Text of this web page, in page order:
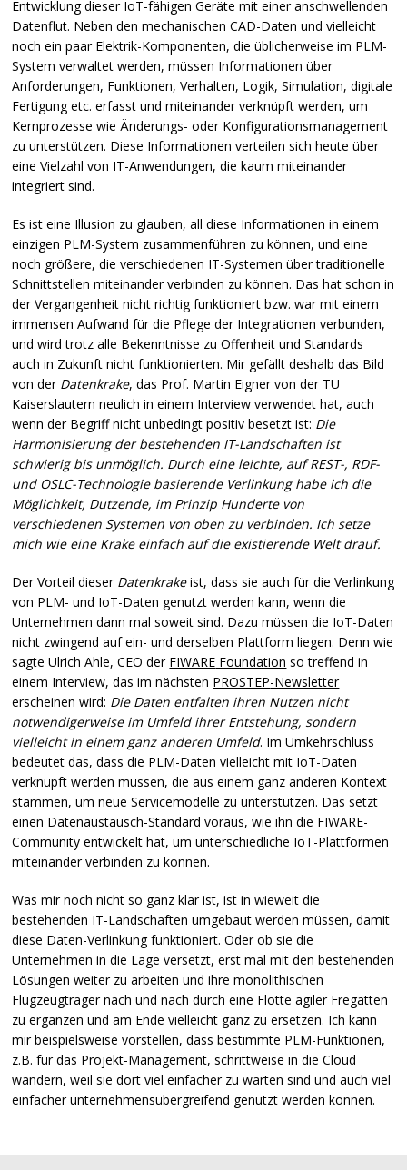
Entwicklung dieser IoT-fähigen Geräte mit einer anschwellenden
Datenflut. Neben den mechanischenCAD-Daten und vielleicht
noch ein paar Elektrik-Komponenten, die üblicherweise im PLM-
System verwaltet werden, müssen Informationen über
Anforderungen, Funktionen, Verhalten, Logik, Simulation, digitale
Fertigung etc. erfasst und miteinander verknüpft werden, um
Kernprozesse wie Änderungs- oder Konfigurationsmanagement
zu unterstützen. Diese Informationen verteilen sich heute über
eine Vielzahl von IT-Anwendungen, die kaum miteinander
integriert sind.
Es ist eine Illusion zu glauben, all diese Informationen in einem
einzigen PLM-System zusammenführen zu können, und eine
noch größere, die verschiedenen IT-Systemen über traditionelle
Schnittstellen miteinander verbinden zu können. Das hat schon in
der Vergangenheit nicht richtig funktioniert bzw. war mit einem
immensen Aufwand für die Pflege der Integrationen verbunden,
und wird trotz alle Bekenntnisse zu Offenheit und Standards
auch in Zukunft nicht funktionierten. Mir gefällt deshalb das Bild
von der Datenkrake, das Prof. Martin Eigner von der TU
Kaiserslautern neulich in einem Interview verwendet hat, auch
wenn der Begriff nicht unbedingt positiv besetzt ist: Die
Harmonisierung der bestehenden IT-Landschaften ist
schwierig bis unmöglich. Durch eine leichte, aufREST-, RDF-
und OSLC-Technologie basierende Verlinkung habe ich die
Möglichkeit, Dutzende, im Prinzip Hunderte von
verschiedenen Systemen von oben zu verbinden. Ich setze
mich wie eine Krake einfach auf die existierende Welt drauf.
Der Vorteil dieser Datenkrakeist, dass sie auch für die Verlinkung
von PLM- und IoT-Daten genutzt werden kann, wenn die
Unternehmen dann mal soweit sind. Dazu müssen die IoT-Daten
nicht zwingend auf ein- und derselben Plattform liegen. Denn wie
sagte Ulrich Ahle,CEO der FIWARE Foundation so treffend in
einem Interview, das im nächsten PROSTEP-Newsletter
erscheinen wird: Die Daten entfalten ihren Nutzen nicht
notwendigerweise im Umfeld ihrer Entstehung, sondern
vielleicht in einem ganz anderen Umfeld. Im Umkehrschluss
bedeutet das, dass die PLM-Daten vielleicht mit IoT-Daten
verknüpft werden müssen, die aus einem ganz anderen Kontext
stammen, um neue Servicemodelle zu unterstützen. Das setzt
einen Datenaustausch-Standard voraus, wie ihn die FIWARE-
Community entwickelt hat, um unterschiedliche IoT-Plattformen
miteinander verbinden zu können.
Was mir noch nicht so ganz klar ist, ist in wieweit die
bestehenden IT-Landschaften umgebaut werden müssen, damit
diese Daten-Verlinkung funktioniert. Oder ob sie die
Unternehmen in die Lage versetzt, erst mal mit den bestehenden
Lösungen weiter zu arbeiten und ihre monolithischen
Flugzeugträger nach und nach durch eine Flotte agiler Fregatten
zu ergänzen und am Ende vielleicht ganz zu ersetzen. Ich kann
mir beispielsweise vorstellen, dass bestimmte PLM-Funktionen,
z.B. für das Projekt-Management, schrittweise in die Cloud
wandern, weil sie dort viel einfacher zu warten sind und auch viel
einfacher unternehmensübergreifend genutzt werden können.